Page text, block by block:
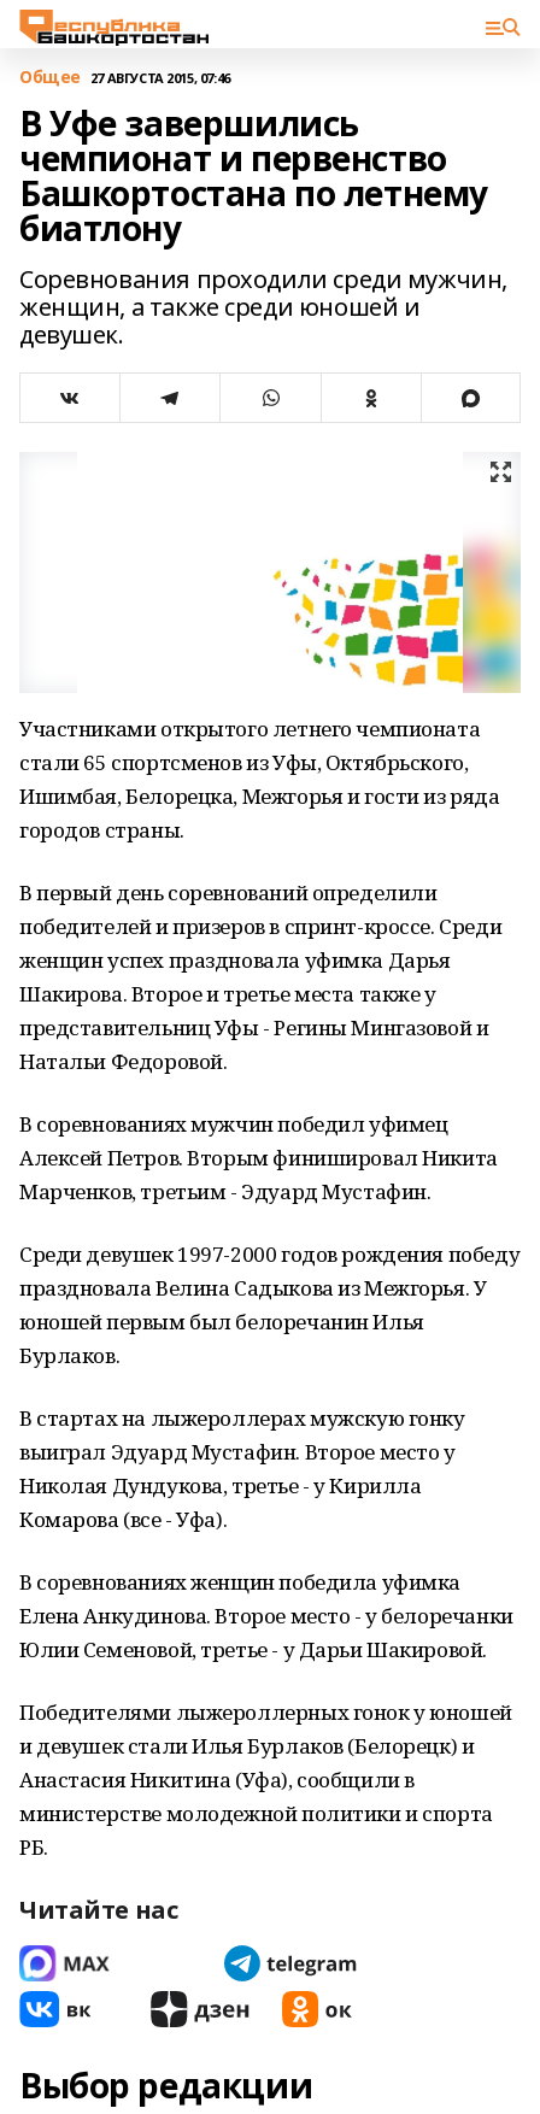
Общее 27 АВГУСТА 2015, 07:46
В Уфе завершились
чемпионат и первенство
Башкортостана по летнему
биатлону
Соревнования проходили среди мужчин,
женщин, а также среди юношей и
девушек.
Участниками открытого летнего чемпионата
стали 65 спортсменов из Уфы, Октябрьского,
Ишимбая, Белорецка, Межгорья и гости из ряда
городов страны.
В первый день соревнований определили
победителей и призеров в спринт-кроссе. Среди
женщин успех праздновала уфимка Дарья
Шакирова. Второе и третье места также у
представительниц Уфы - Регины Мингазовой и
Натальи Федоровой.
В соревнованиях мужчин победил уфимец
Алексей Петров. Вторым финишировал Никита
Марченков, третьим - Эдуард Мустафин.
Среди девушек 1997-2000 годов рождения победу
праздновала Велина Садыкова из Межгорья. У
юношей первым был белоречанин Илья
Бурлаков.
В стартах на лыжероллерах мужскую гонку
выиграл Эдуард Мустафин. Второе место у
Николая Дундукова, третье - у Кирилла
Комарова (все - Уфа).
В соревнованиях женщин победила уфимка
Елена Анкудинова. Второе место - у белоречанки
Юлии Семеновой, третье - у Дарьи Шакировой.
Победителями лыжероллерных гонок у юношей
и девушек стали Илья Бурлаков (Белорецк) и
Анастасия Никитина (Уфа), сообщили в
министерстве молодежной политики и спорта
РБ.
Читайте нас
Выбор редакции